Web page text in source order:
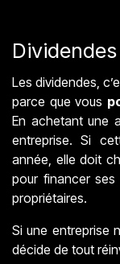
Dividendes
Les dividendes,
parce que vous
En achetant une
entreprise. Si
année, elle doit
pour financer
propriétaires.
Si une entreprise
décide de tout